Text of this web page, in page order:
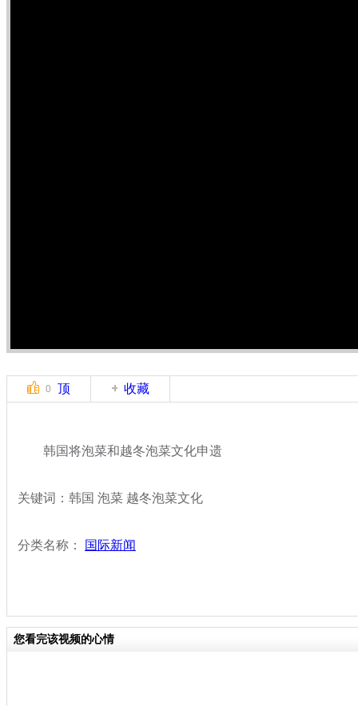
0 顶 收藏
韩国将泡菜和越冬泡菜文化申遗
关键词：韩国 泡菜 越冬泡菜文化
分类名称： 国际新闻
您看完该视频的心情